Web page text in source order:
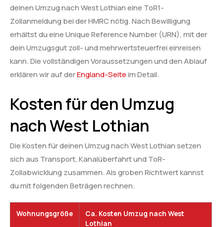
deinen Umzug nach West Lothian eine ToR1-
Zollanmeldung bei der HMRC nötig. Nach Bewilligung
erhältst du eine Unique Reference Number (URN), mit der
dein Umzugsgut zoll- und mehrwertsteuerfrei einreisen
kann. Die vollständigen Voraussetzungen und den Ablauf
erklären wir auf derEngland-Seiteim Detail.
Kosten für den Umzug
nach West Lothian
Die Kosten für deinen Umzug nach West Lothian setzen
sich aus Transport, Kanalüberfahrt und ToR-
Zollabwicklung zusammen. Als groben Richtwert kannst
du mit folgenden Beträgen rechnen.
Wohnungsgröße
Ca. Kosten Umzug nach West
Lothian